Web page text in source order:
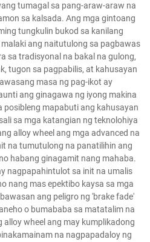
tumagal sa pang-araw-araw na
sa kalsada. Ang mga gintoang
tungkulin bukod sa kanilang
ang naitutulong sa pagbawas
sa tradisyonal na bakal na gulong,
tugon sa pagpabilis, at kahusayan
masa ng pag-ikot ay
ang ginagawa ng iyong makina
posibleng mapabuti ang kahusayan
sa mga katangian ng teknolohiya
alloy wheel ang mga advanced na
na tumutulong na panatilihin ang
habang ginagamit nang mahaba.
nagpapahintulot sa init na umalis
nang mas epektibo kaysa sa mga
ang peligro ng 'brake fade'
o bumababa sa matatalim na
wheel ang may kumplikadong
na nagpapadaloy ng